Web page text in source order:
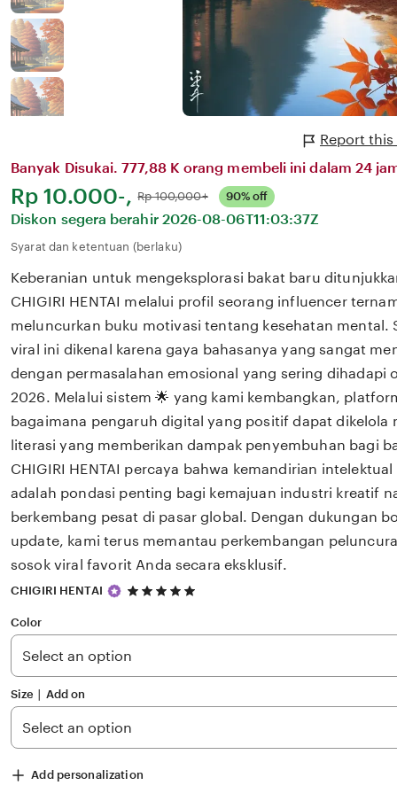
Report this
Banyak Disukai. 777,88 K orang membeli ini dalam 24
Harga:
Rp 10.000-, Normal:
Rp 100,000+ 90% off
Diskon segera berahir 2026-08-06T11:03:37Z
Syarat dan ketentuan (berlaku)
Keberanian untuk mengeksplorasi bakat baru
CHIGIRI HENTAI melalui profil seorang influencer
meluncurkan buku motivasi tentang kesehatan mental.
viral ini dikenal karena gaya bahasanya yang sangat
dengan permasalahan emosional yang sering dihadapi
2026. Melalui sistem 🌟 yang kami kembangkan,
bagaimana pengaruh digital yang positif dapat dikelola
literasi yang memberikan dampak penyembuhan bagi
CHIGIRI HENTAI percaya bahwa kemandirian
adalah pondasi penting bagi kemajuan industri kreatif
berkembang pesat di pasar global. Dengan dukungan
update, kami terus memantau perkembangan
sosok viral favorit Anda secara eksklusif.
CHIGIRI HENTAI
5
5
stars
Color
Size ∣ Add on
Add personalization